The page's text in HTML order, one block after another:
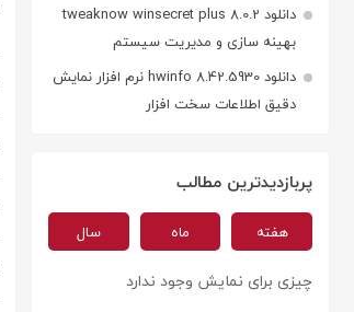
دانلود tweaknow winsecret plus 8.0.2
بهینه سازی و مدیریت سیستم
دانلود hwinfo 8.42.5930 نرم افزار نمایش
دقیق اطلاعات سخت افزار
پربازدیدترین مطالب
هفته ماه سال
چیزی برای نمایش وجود ندارد